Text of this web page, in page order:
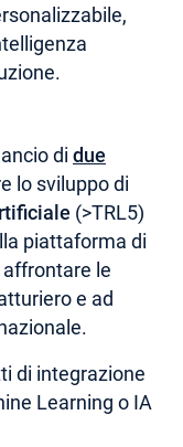
di due
lo sviluppo di
(>TRL5)
piattaforma di
affrontare le
e ad
di integrazione
Learning o IA